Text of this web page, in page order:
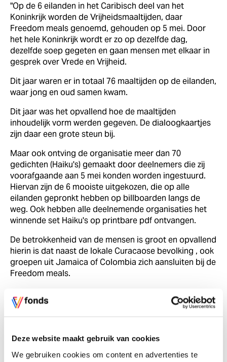
Deze website maakt gebruik van cookies
We gebruiken cookies om content en advertenties te
"Op de 6 eilanden in het Caribisch deel van het
Koninkrijk worden de Vrijheidsmaaltijden, daar
Freedom meals genoemd, gehouden op 5 mei. Door
het hele Koninkrijk wordt er zo op dezelfde dag,
dezelfde soep gegeten en gaan mensen met elkaar in
gesprek over Vrede en Vrijheid.
Dit jaar waren er in totaal 76 maaltijden op de eilanden,
waar jong en oud samen kwam.
Dit jaar was het opvallend hoe de maaltijden
inhoudelijk vorm werden gegeven. De dialoogkaartjes
zijn daar een grote steun bij.
Maar ook ontving de organisatie meer dan 70
gedichten (Haiku's) gemaakt door deelnemers die zij
voorafgaande aan 5 mei konden worden ingestuurd.
Hiervan zijn de 6 mooiste uitgekozen, die op alle
eilanden gepronkt hebben op billboarden langs de
weg. Ook hebben alle deelnemende organisaties het
winnende set Haiku's op printbare pdf ontvangen.
De betrokkenheid van de mensen is groot en opvallend
hierin is dat naast de lokale Curacaose bevolking , ook
groepen uit Jamaica of Colombia zich aansluiten bij de
Freedom meals.
bijgewoond door de nieuwe Gouverneur van Curacao,
Op Bonaire werden er naast de 10 Freedom Meals ook
een Freedom muziek Festival georganiseerd.